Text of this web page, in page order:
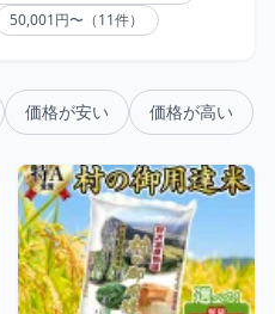
50,001円〜（11件）
価格が安い 価格が高い